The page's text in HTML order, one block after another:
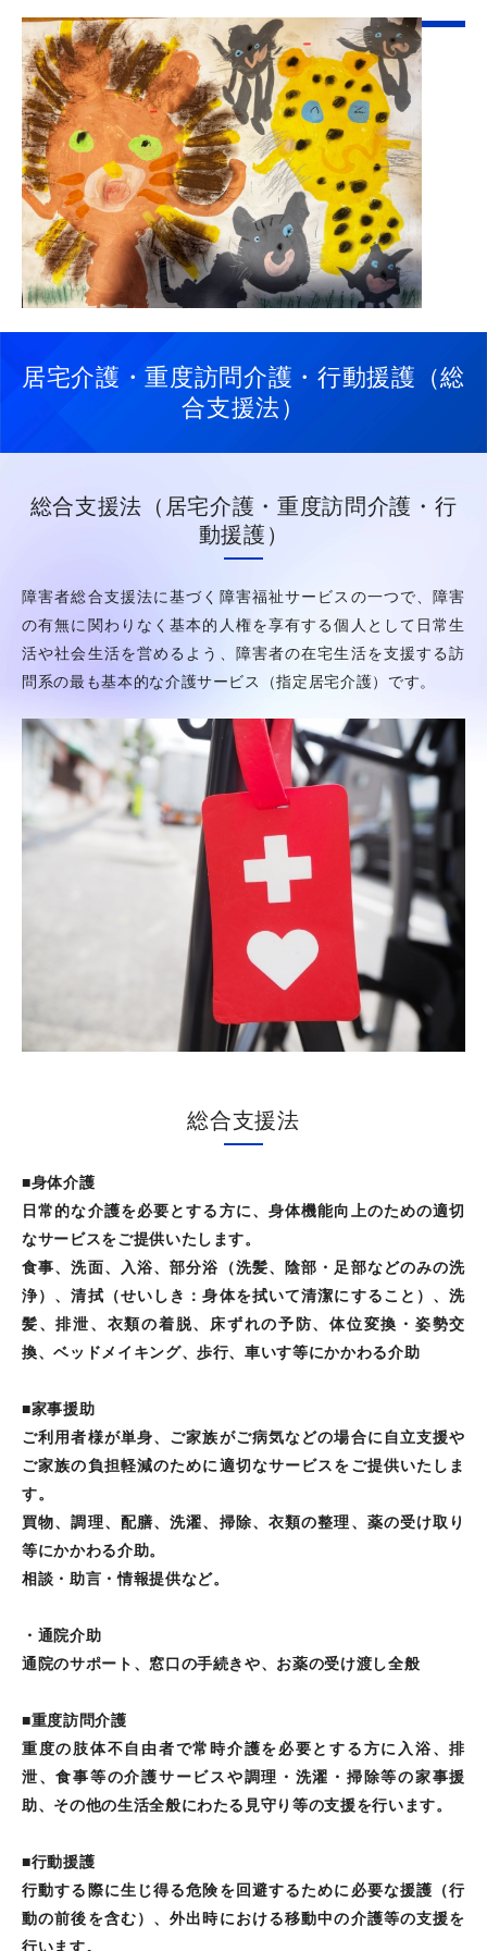
居宅介護・重度訪問介護・行動援護（総
合支援法）
総合支援法（居宅介護・重度訪問介護・行
動援護）
障害者総合支援法に基づく障害福祉サービスの一つで、障害
の有無に関わりなく基本的人権を享有する個人として日常生
活や社会生活を営めるよう、障害者の在宅生活を支援する訪
問系の最も基本的な介護サービス（指定居宅介護）です。
総合支援法
■身体介護
日常的な介護を必要とする方に、身体機能向上のための適切
なサービスをご提供いたします。
食事、洗面、入浴、部分浴（洗髪、陰部・足部などのみの洗
浄）、清拭（せいしき：身体を拭いて清潔にすること）、洗
髪、排泄、衣類の着脱、床ずれの予防、体位変換・姿勢交
換、ベッドメイキング、歩行、車いす等にかかわる介助
■家事援助
ご利用者様が単身、ご家族がご病気などの場合に自立支援や
ご家族の負担軽減のために適切なサービスをご提供いたしま
す。
買物、調理、配膳、洗濯、掃除、衣類の整理、薬の受け取り
等にかかわる介助。
相談・助言・情報提供など。
・通院介助
通院のサポート、窓口の手続きや、お薬の受け渡し全般
■重度訪問介護
重度の肢体不自由者で常時介護を必要とする方に入浴、排
泄、食事等の介護サービスや調理・洗濯・掃除等の家事援
助、その他の生活全般にわたる見守り等の支援を行います。
■行動援護
行動する際に生じ得る危険を回避するために必要な援護（行
動の前後を含む）、外出時における移動中の介護等の支援を
行います。